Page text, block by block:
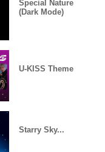
Special Nature
(Dark Mode)
U-KISS Theme
Starry Sky...